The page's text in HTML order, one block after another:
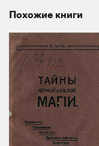
Похожие книги